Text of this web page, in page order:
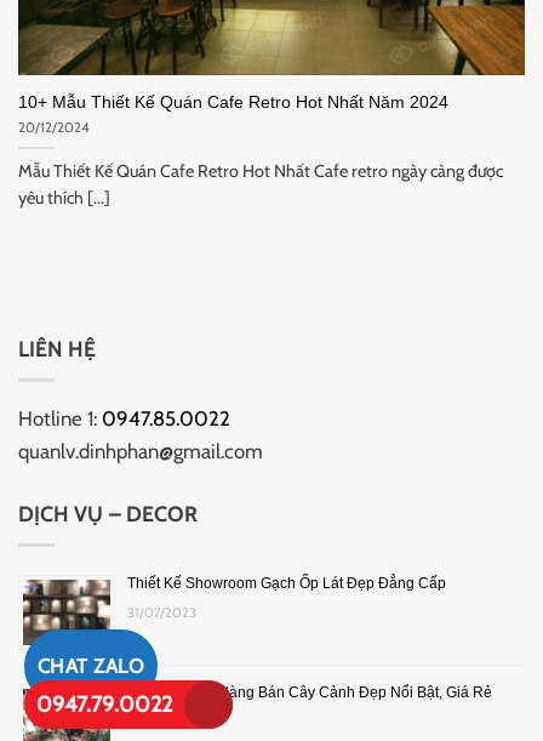
CHAT ZALO
0947.79.0022
10+ Mẫu Thiết Kế Quán Cafe Retro Hot Nhất Năm 2024
20/12/2024
Mẫu Thiết Kế Quán Cafe Retro Hot Nhất Cafe retro ngày càng được
yêu thích [...]
LIÊN HỆ
Hotline 1: 0947.85.0022
quanlv.dinhphan@gmail.com
DỊCH VỤ – DECOR
Thiết Kế Showroom Gạch Ốp Lát Đẹp Đẳng Cấp
31/07/2023
Thiết Kế Cửa Hàng Bán Cây Cảnh Đẹp Nổi Bật, Giá Rẻ
05/01/2024